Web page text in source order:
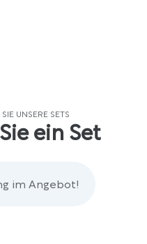
UNSERE SETS
ein Set
im Angebot!